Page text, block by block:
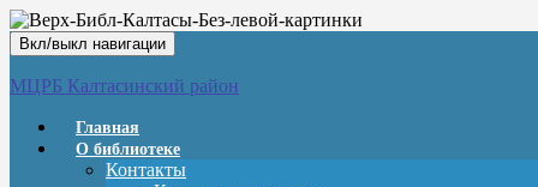
Вкл/выкл навигации
МЦРБ Калтасинский район
Главная
О библиотеке
Контакты